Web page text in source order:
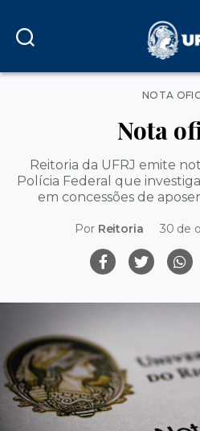
NOTA
Nota
Reitoria da UFRJ emite
Polícia Federal que
em concessões de
Por Reitoria 30 de